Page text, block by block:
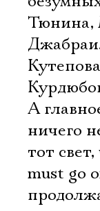
Тюнина,
А
ничего
тот
must go